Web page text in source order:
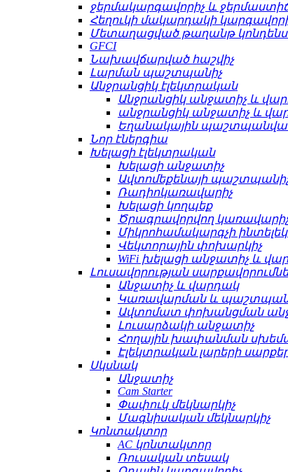
ջերմակարգավորիչ և
Հեղուկի մակարդակի
Մետաղացված թաղանթ
GFCI
Նախավճարված հաշվիչ
Լարման պաշտպանիչ
Անջրանցիկ էլեկտրական
Անջրանցիկ անջատիչ և
անջրանցիկ անջատիչ և
Եղանակային
Նոր էներգիա
Խելացի էլեկտրական
Խելացի անջատիչ
Ավտոմեքենայի
Ռադիոկառավարիչ
Խելացի կողպեք
Ծրագրավորվող
Միկրոհամակարգչի
Վեկտորային փոխարկիչ
WiFi խելացի անջատիչ և
Լուսավորության
Անջատիչ և վարդակ
Կառավարման և
Ավտոմատ փոխանցման
Լուսարձակի անջատիչ
Հողային խափանման
Էլեկտրական լարերի
Սկսնակ
Անջատիչ
Cam Starter
Փափուկ մեկնարկիչ
Մագնիսական մեկնարկիչ
Կոնտակտոր
AC կոնտակտոր
Ռուսական տեսակ